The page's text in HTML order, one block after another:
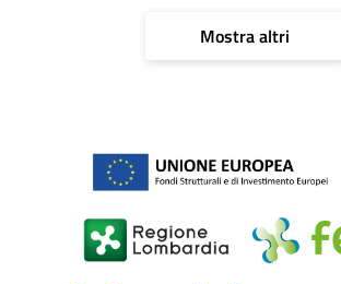
Mostra altri